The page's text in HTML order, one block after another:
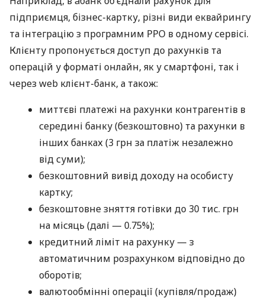
підприємця, бізнес-картку, різні види еквайрингу
та інтеграцію з програмним РРО в одному сервісі.
Клієнту пропонується доступ до рахунків та
операцій у форматі онлайн, як у смартфоні, так і
через web клієнт-банк, а також:
миттєві платежі на рахунки контрагентів в
середині банку (безкоштовно) та рахунки в
інших банках (3 грн за платіж незалежно
від суми);
безкоштовний вивід доходу на особисту
картку;
безкоштовне зняття готівки до 30 тис. грн
на місяць (далі — 0.75%);
кредитний ліміт на рахунку — з
автоматичним розрахунком відповідно до
оборотів;
валютообмінні операції (купівля/продаж)